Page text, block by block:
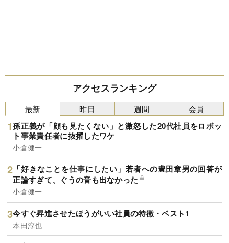
アクセスランキング
最新
孫正義が「顔も見たくない」と激怒した20代社員をロボッ
ト事業責任者に抜擢したワケ
小倉健一
「好きなことを仕事にしたい」若者への豊田章男の回答が
正論すぎて、ぐうの音も出なかった
小倉健一
今すぐ昇進させたほうがいい社員の特徴・ベスト1
本田淳也
昨日 週間 会員